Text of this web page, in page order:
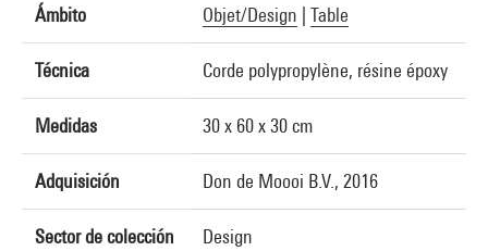
Ámbito Objet/Design Table
Técnica Corde polypropylène, résine époxy
Medidas 30 x 60 x 30 cm
Adquisición Don de Moooi B.V., 2016
Sector de colección Design